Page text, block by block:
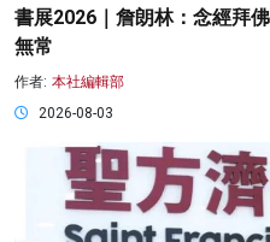
書展2026｜詹朗林：念經拜
無常
作者: 本社編輯部
2026-08-03